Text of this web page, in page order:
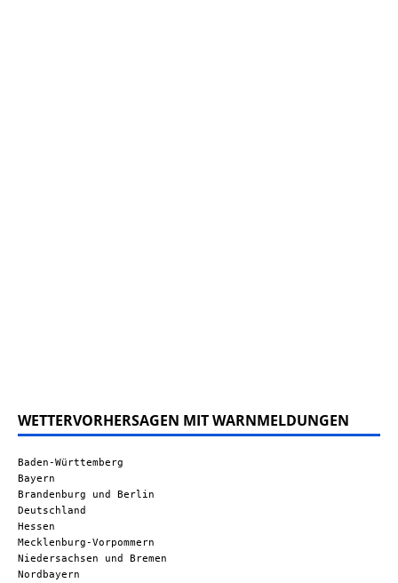
WETTERVORHERSAGEN MIT WARNMELDUNGEN
Baden-Württemberg
Bayern
Brandenburg und Berlin
Deutschland
Hessen
Mecklenburg-Vorpommern
Niedersachsen und Bremen
Nordbayern